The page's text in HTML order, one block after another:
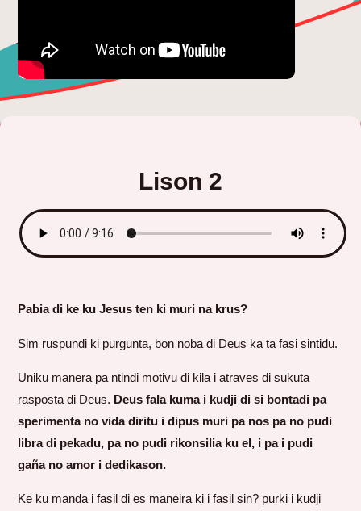
Lison 2
Pabia di ke ku Jesus ten ki muri na krus?
Sim ruspundi ki purgunta, bon noba di Deus ka ta fasi sintidu.
Uniku manera pa ntindi motivu di kila i atraves di sukuta
rasposta di Deus. Deus fala kuma i kudji di si bontadi pa
sperimenta no vida diritu i dipus muri pa nos pa no pudi
libra di pekadu, pa no pudi rikonsilia ku el, i pa i pudi
gaña no amor i dedikason.
Ke ku manda i fasil di es maneira ki i fasil sin? purki i kudji